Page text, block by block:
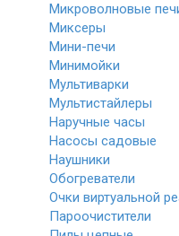
Микроволновые
Миксеры
Мини-печи
Минимойки
Мультиварки
Мультистайлеры
Наручные часы
Насосы садовые
Наушники
Обогреватели
Очки виртуальной
Пароочистители